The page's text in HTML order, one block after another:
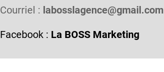
Courriel : labosslagence@gmail.com
Facebook : La BOSS Marketing